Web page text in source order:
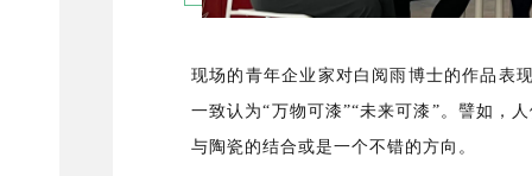
现场的青年企业家对白阅雨博士的作品表
一致认为“万物可漆”“未来可漆”。譬如，
与陶瓷的结合或是一个不错的方向。